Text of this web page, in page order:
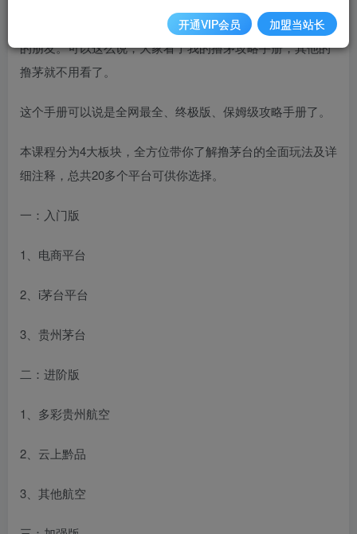
今天给大家分享下撸茅的一些浅薄经验，希望能帮到有需要
的朋友。可以这么说，大家看了我的撸茅攻略手册，其他的
撸茅就不用看了。
这个手册可以说是全网最全、终极版、保姆级攻略手册了。
本课程分为4大板块，全方位带你了解撸茅台的全面玩法及详
细注释，总共20多个平台可供你选择。
一：入门版
1、电商平台
2、i茅台平台
3、贵州茅台
二：进阶版
1、多彩贵州航空
2、云上黔品
3、其他航空
开通VIP会员 加盟当站长